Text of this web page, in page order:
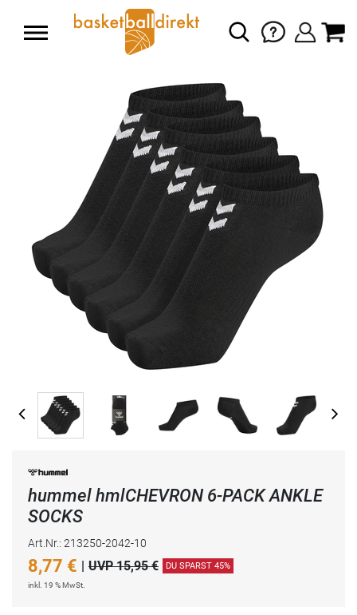
hummel hmlCHEVRON 6-PACK ANKLE
SOCKS
Art.Nr.: 213250-2042-10
8,77 € | UVP 15,95 € DU SPARST 45%
inkl. 19 % MwSt.